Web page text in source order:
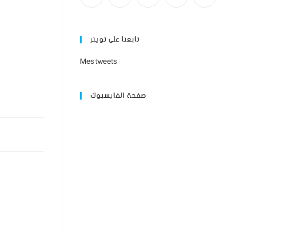
تابعنا على تويتر
Mes tweets
صفحة الفايسبوك